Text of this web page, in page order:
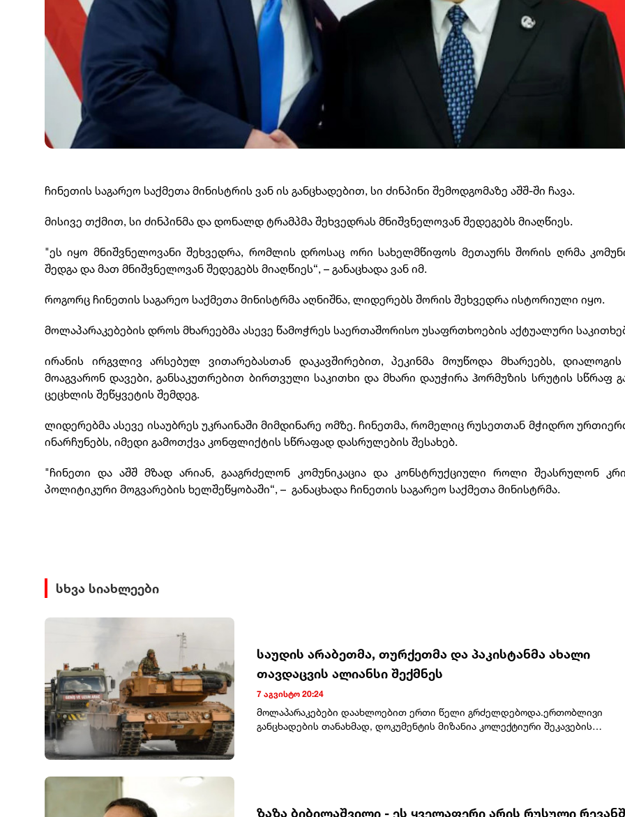
ჩინეთის საგარეო საქმეთა მინისტრის ვან ის განცხადებით, სი ძინპინი შემოდგომაზე აშშ-ში ჩავა.
მისივე თქმით, სი ძინპინმა და დონალდ ტრამპმა შეხვედრას მნიშვნელოვან შედეგებს მიაღწიეს.
"ეს იყო მნიშვნელოვანი შეხვედრა, რომლის დროსაც ორი სახელმწიფოს მეთაურს შორის ღრმა
შედგა და მათ მნიშვნელოვან შედეგებს მიაღწიეს“, – განაცხადა ვან იმ.
როგორც ჩინეთის საგარეო საქმეთა მინისტრმა აღნიშნა, ლიდერებს შორის შეხვედრა ისტორიული იყო.
მოლაპარაკებების დროს მხარეებმა ასევე წამოჭრეს საერთაშორისო უსაფრთხოების აქტუალური
ირანის ირგვლივ არსებულ ვითარებასთან დაკავშირებით, პეკინმა მოუწოდა მხარეებს,
მოაგვარონ დავები, განსაკუთრებით ბირთვული საკითხი და მხარი დაუჭირა ჰორმუზის სრუტის სწრაფ
ცეცხლის შეწყვეტის შემდეგ.
ლიდერებმა ასევე ისაუბრეს უკრაინაში მიმდინარე ომზე. ჩინეთმა, რომელიც რუსეთთან მჭიდრო
ინარჩუნებს, იმედი გამოთქვა კონფლიქტის სწრაფად დასრულების შესახებ.
"ჩინეთი და აშშ მზად არიან, გააგრძელონ კომუნიკაცია და კონსტრუქციული როლი შეასრულონ
პოლიტიკური მოგვარების ხელშეწყობაში“, – განაცხადა ჩინეთის საგარეო საქმეთა მინისტრმა.
სხვა სიახლეები
საუდის არაბეთმა, თურქეთმა და პაკისტანმა ახალი
თავდაცვის ალიანსი შექმნეს
7 აგვისტო 20:24
მოლაპარაკებები დაახლოებით ერთი წელი გრძელდებოდა.ერთობლივი
განცხადების თანახმად, დოკუმენტის მიზანია კოლექტიური შეკავების
მონაწილეებსა და სხვა ქვეყნებს შორის არსებულ შეთანხმებებს.საუდის
ზაზა ბიბილაშვილი - ეს ყველაფერი არის რუსული